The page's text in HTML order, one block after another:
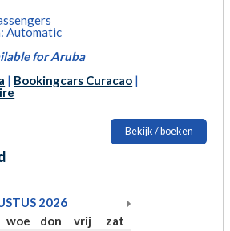
Automatic
for Aruba
| Bookingcars Curacao |
Bekijk / boeken
2026
woe don vrij
zat